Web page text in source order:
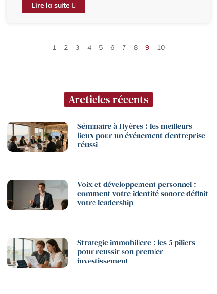
Lire la suite
1 2 3 4 5 6 7 8 9 10
Arcticles récents
Séminaire à Hyères : les meilleurs
lieux pour un événement d’entreprise
réussi
Voix et développement personnel :
comment votre identité sonore définit
votre leadership
Strategie immobiliere : les 5 piliers
pour reussir son premier
investissement